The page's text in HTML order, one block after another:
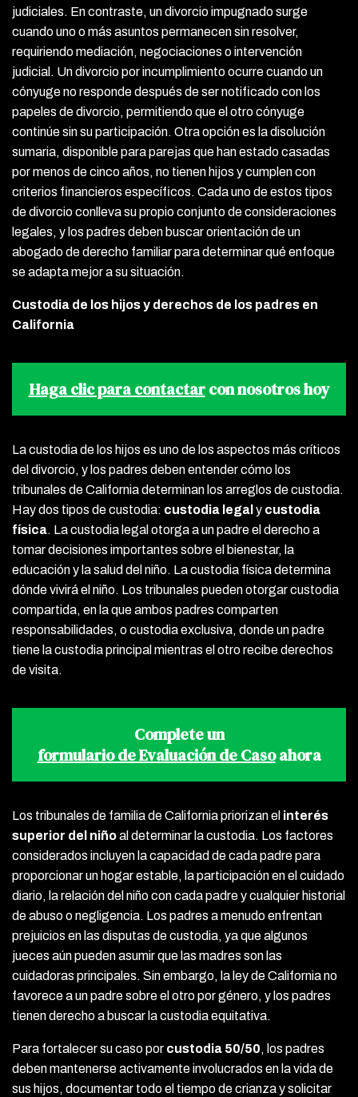
judiciales. En contraste, un divorcio impugnado surge
cuando uno o más asuntos permanecen sin resolver,
requiriendo mediación, negociaciones o intervención
judicial. Un divorcio por incumplimiento ocurre cuando un
cónyuge no responde después de ser notificado con los
papeles de divorcio, permitiendo que el otro cónyuge
continúe sin su participación. Otra opción es la disolución
sumaria, disponible para parejas que han estado casadas
por menos de cinco años, no tienen hijos y cumplen con
criterios financieros específicos. Cada uno de estos tipos
de divorcio conlleva su propio conjunto de consideraciones
legales, y los padres deben buscar orientación de un
abogado de derecho familiar para determinar qué enfoque
se adapta mejor a su situación.
Custodia de los hijos y derechos de los padres en
California
Haga clic para contactarcon nosotros hoy
La custodia de los hijos es uno de los aspectos más críticos
del divorcio, y los padres deben entender cómo los
tribunales de California determinan los arreglos de custodia.
Hay dos tipos de custodia: custodia legal y custodia
física. La custodia legal otorga a un padre el derecho a
tomar decisiones importantes sobre el bienestar, la
educación y la salud del niño. La custodia física determina
dónde vivirá el niño. Los tribunales pueden otorgar custodia
compartida, en la que ambos padres comparten
responsabilidades, o custodia exclusiva, donde un padre
tiene la custodia principal mientras el otro recibe derechos
de visita.
Complete un
formulario de Evaluación de Casoahora
Los tribunales de familia de California priorizan el interés
superior del niñoal determinar la custodia. Los factores
considerados incluyen la capacidad de cada padre para
proporcionar un hogar estable, la participación en el cuidado
diario, la relación del niño con cada padre y cualquier historial
de abuso o negligencia. Los padres a menudo enfrentan
prejuicios en las disputas de custodia, ya que algunos
jueces aún pueden asumir que las madres son las
cuidadoras principales. Sin embargo, la ley de California no
favorece a un padre sobre el otro por género, y los padres
tienen derecho a buscar la custodia equitativa.
Para fortalecer su caso por custodia 50/50, los padres
deben mantenerse activamente involucrados en la vida de
sus hijos, documentar todo el tiempo de crianza y solicitar